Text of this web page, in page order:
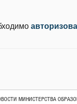
МИНИСТЕРСТВА